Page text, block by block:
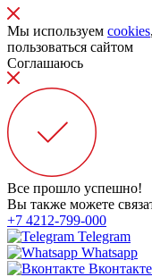
Мы используем cookies
пользоваться сайтом
Соглашаюсь
Все прошло успешно!
Вы также можете
+7 4212-799-000
Telegram
Whatsapp
Вконтакте